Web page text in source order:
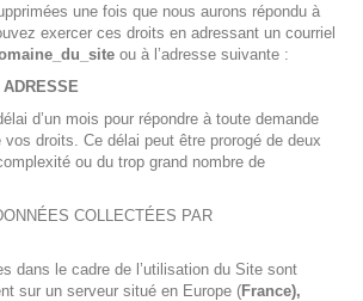
une fois que nous aurons répondu à
exercer ces droits en adressant un courriel
ou à l’adresse suivante :
ADRESSE
d’un mois pour répondre à toute demande
vos droits. Ce délai peut être prorogé de deux
ou du trop grand nombre de
COLLECTÉES PAR
dans le cadre de l’utilisation du Site sont
sur un serveur situé en Europe (France),